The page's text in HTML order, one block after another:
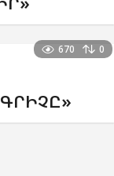
670 0